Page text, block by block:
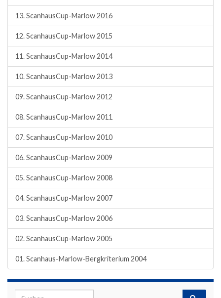
13. ScanhausCup-Marlow 2016
12. ScanhausCup-Marlow 2015
11. ScanhausCup-Marlow 2014
10. ScanhausCup-Marlow 2013
09. ScanhausCup-Marlow 2012
08. ScanhausCup-Marlow 2011
07. ScanhausCup-Marlow 2010
06. ScanhausCup-Marlow 2009
05. ScanhausCup-Marlow 2008
04. ScanhausCup-Marlow 2007
03. ScanhausCup-Marlow 2006
02. ScanhausCup-Marlow 2005
01. Scanhaus-Marlow-Bergkriterium 2004
Search for: